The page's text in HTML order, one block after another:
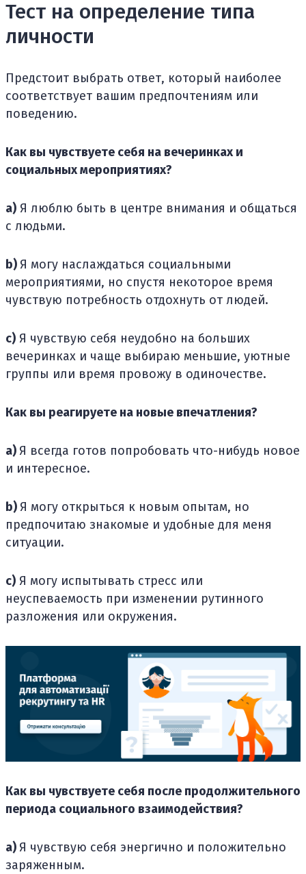
Тест на определение типа
личности
Предстоит выбрать ответ, который наиболее
соответствует вашим предпочтениям или
поведению.
Как вы чувствуете себя на вечеринках и
социальных мероприятиях?
a) Я люблю быть в центре внимания и общаться
с людьми.
b) Я могу наслаждаться социальными
мероприятиями, но спустя некоторое время
чувствую потребность отдохнуть от людей.
c) Я чувствую себя неудобно на больших
вечеринках и чаще выбираю меньшие, уютные
группы или время провожу в одиночестве.
Как вы реагируете на новые впечатления?
a) Я всегда готов попробовать что-нибудь новое
и интересное.
b) Я могу открыться к новым опытам, но
предпочитаю знакомые и удобные для меня
ситуации.
c) Я могу испытывать стресс или
неуспеваемость при изменении рутинного
разложения или окружения.
Как вы чувствуете себя после продолжительного
периода социального взаимодействия?
a) Я чувствую себя энергично и положительно
заряженным.